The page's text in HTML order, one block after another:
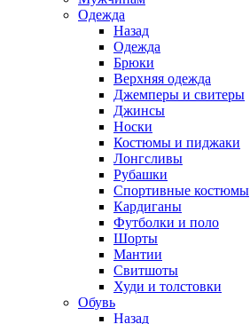
Одежда
Назад
Одежда
Брюки
Верхняя одежда
Джемперы и свитеры
Джинсы
Носки
Костюмы и пиджаки
Лонгсливы
Рубашки
Спортивные костюмы
Кардиганы
Футболки и поло
Шорты
Мантии
Свитшоты
Худи и толстовки
Обувь
Назад